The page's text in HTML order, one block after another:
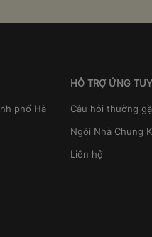
phố Hà
HỖ TRỢ ỨNG
Câu hỏi thường
Ngôi Nhà Chung
Liên hệ